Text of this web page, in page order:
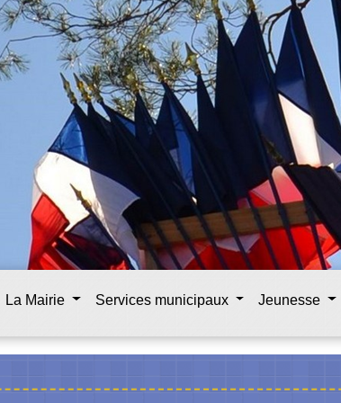
La Mairie Services municipaux Jeunesse